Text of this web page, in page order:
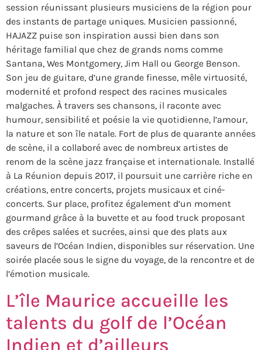
session réunissant plusieurs musiciens de la région pour
des instants de partage uniques. Musicien passionné,
HAJAZZ puise son inspiration aussi bien dans son
héritage familial que chez de grands noms comme
Santana, Wes Montgomery, Jim Hall ou George Benson.
Son jeu de guitare, d’une grande finesse, mêle virtuosité,
modernité et profond respect des racines musicales
malgaches. À travers ses chansons, il raconte avec
humour, sensibilité et poésie la vie quotidienne, l’amour,
la nature et son île natale. Fort de plus de quarante années
de scène, il a collaboré avec de nombreux artistes de
renom de la scène jazz française et internationale. Installé
à La Réunion depuis 2017, il poursuit une carrière riche en
créations, entre concerts, projets musicaux et ciné-
concerts. Sur place, profitez également d’un moment
gourmand grâce à la buvette et au food truck proposant
des crêpes salées et sucrées, ainsi que des plats aux
saveurs de l’Océan Indien, disponibles sur réservation. Une
soirée placée sous le signe du voyage, de la rencontre et de
l’émotion musicale.
L’île Maurice accueille les
talents du golf de l’Océan
Indien et d’ailleurs